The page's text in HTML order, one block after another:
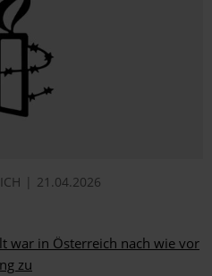
21.04.2026
war in Österreich nach wie vor
zu